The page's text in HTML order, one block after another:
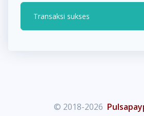
Transaksi sukses
© 2018-2026